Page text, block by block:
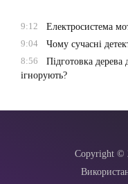
9:12
Електросистема
9:04
Чому сучасні
8:56
Підготовка
ігнорують?
Copyright ©